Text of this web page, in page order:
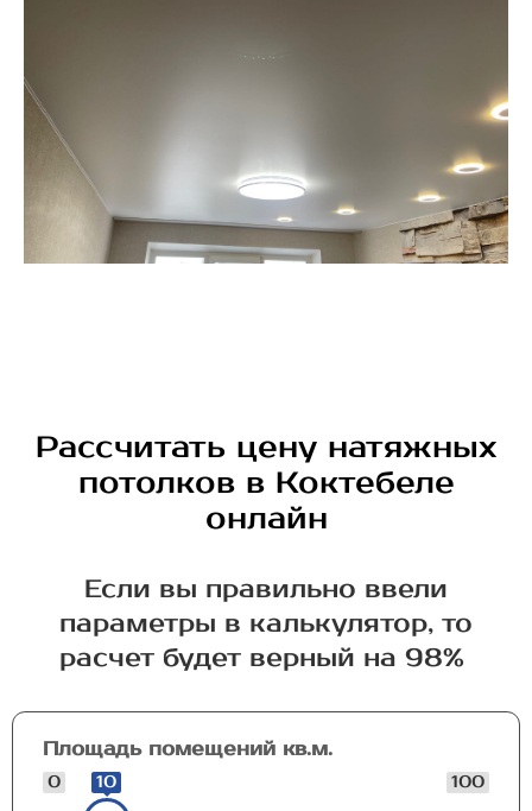
Рассчитать цену натяжных
потолков в Коктебеле
онлайн
Если вы правильно ввели
параметры в калькулятор, то
расчет будет верный на 98%
Площадь помещений кв.м.
0 100
10